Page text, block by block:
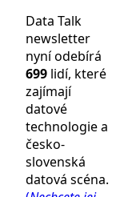
Data Talk
newsletter
nyní odebírá
699 lidí, které
zajímají
datové
technologie a
česko-
slovenská
datová scéna.